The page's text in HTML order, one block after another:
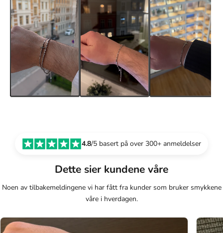
4.8/5 basert på over 300+ anmeldelser
Dette sier kundene våre
Noen av tilbakemeldingene vi har fått fra kunder som bruker smykkene
våre i hverdagen.